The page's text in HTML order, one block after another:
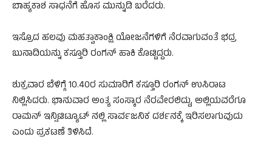
ಬಾಹ್ಯಕಾಶ ಸಾಧನೆಗೆ ಹೊಸ ಮುನ್ನುಡಿ ಬರೆದರು.
ಇಸ್ರೊದ ಹಲವು ಮಹತ್ವಾಕಾಂಕ್ಷಿ ಯೋಜನೆಗಳಿಗೆ ನೆರವಾಗುವಂತೆ ಭದ್ರ
ಬುನಾದಿಯನ್ನು ಕಸ್ತೂರಿ ರಂಗನ್ ಹಾಕಿ ಕೊಟ್ಟಿದ್ದರು.
ಶುಕ್ರವಾರ ಬೆಳಿಗ್ಗೆ 10.40ರ ಸುಮಾರಿಗೆ ಕಸ್ತೂರಿ ರಂಗನ್ ಉಸಿರಾಟ
ನಿಲ್ಲಿಸಿದರು. ಭಾನುವಾರ ಅಂತ್ಯ ಸಂಸ್ಕಾರ ನೆರವೇರಲಿದ್ದು, ಅಲ್ಲಿಯವರೆಗೂ
ರಾಮನ್ ಇನ್ಸಿಟಿಟ್ಯೂಟ್ ನಲ್ಲಿ ಸಾರ್ವಜನಿಕ ದರ್ಶನಕ್ಕೆ ಇರಿಸಲಾಗುವುದು
ಎಂದು ಪ್ರಕಟಣೆ ತಿಳಿಸಿದೆ.